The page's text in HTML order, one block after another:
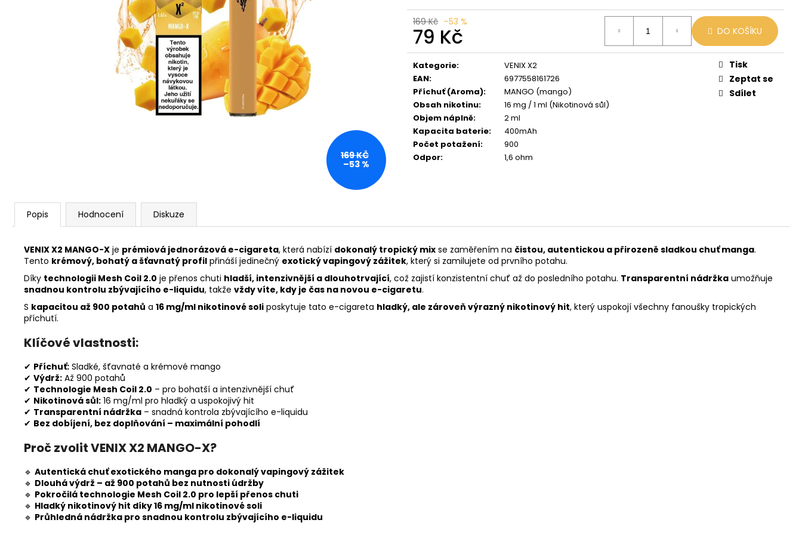
169 Kč –53 %
79 Kč
Měrná
cena:
DO KOŠÍKU
Kategorie:
VENIX X2
EAN:
6977558161726
Příchuť (Aroma):
MANGO (mango)
Obsah nikotinu:
16 mg / 1 ml (Nikotinová sůl)
Objem náplně:
2 ml
Kapacita baterie:
400mAh
Počet potažení:
900
Odpor: 1,6 ohm
Tisk
Zeptat se
Sdílet
169 KČ
–53 %
Popis Hodnocení Diskuze
VENIX X2 MANGO-X je prémiová jednorázová e-cigareta, která nabízí dokonalý tropický mix se zaměřením na čistou, autentickou a přirozeně sladkou chuť manga.
Tento krémový, bohatý a šťavnatý profil přináší jedinečný exotický vapingový zážitek, který si zamilujete od prvního potahu.
Díky technologii Mesh Coil 2.0 je přenos chuti hladší, intenzivnější a dlouhotrvající, což zajistí konzistentní chuť až do posledního potahu. Transparentní nádržka umožňuje
snadnou kontrolu zbývajícího e-liquidu, takže vždy víte, kdy je čas na novou e-cigaretu.
S kapacitou až 900 potahů a 16 mg/ml nikotinové soli poskytuje tato e-cigareta hladký, ale zároveň výrazný nikotinový hit, který uspokojí všechny fanoušky tropických
příchutí.
Klíčové vlastnosti:
✔ Příchuť: Sladké, šťavnaté a krémové mango
✔ Výdrž: Až 900 potahů
✔ Technologie Mesh Coil 2.0 – pro bohatší a intenzivnější chuť
✔ Nikotinová sůl: 16 mg/ml pro hladký a uspokojivý hit
✔ Transparentní nádržka – snadná kontrola zbývajícího e-liquidu
✔ Bez dobíjení, bez doplňování – maximální pohodlí
Proč zvolit VENIX X2 MANGO-X?
🔹 Autentická chuť exotického manga pro dokonalý vapingový zážitek
🔹 Dlouhá výdrž – až 900 potahů bez nutnosti údržby
🔹 Pokročilá technologie Mesh Coil 2.0 pro lepší přenos chuti
🔹 Hladký nikotinový hit díky 16 mg/ml nikotinové soli
🔹 Průhledná nádržka pro snadnou kontrolu zbývajícího e-liquidu
VENIX PRO CAPPUCINO-X
169 Kč
VENIX X2 COLA-X
79 Kč
Původně:
59 Kč
Původně: